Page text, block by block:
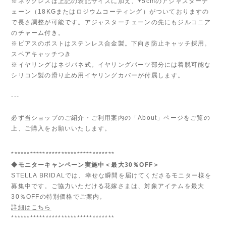
ェーン（18KGまたはロジウムコーティング）がついておりますの
で長さ調整が可能です。アジャスターチェーンの先にもジルコニア
のチャーム付き。
※ピアスのポストはステンレス合金製。下向き防止キャッチ採用。
スペアキャッチつき
※イヤリングはネジバネ式。イヤリングパーツ部分には着脱可能な
シリコン製の滑り止め用イヤリングカバーが付属します。
---
必ず当ショップのご紹介・ご利用案内の「About」ページをご覧の
上、ご購入をお願いいたします。
*********************************
◆モニターキャンペーン実施中＜最大30％OFF＞
STELLA BRIDALでは、幸せな瞬間を届けてくださるモニター様を
募集中です。ご協力いただける花嫁さまは、対象アイテムを最大
30％OFFの特別価格でご案内。
詳細はこちら
*********************************